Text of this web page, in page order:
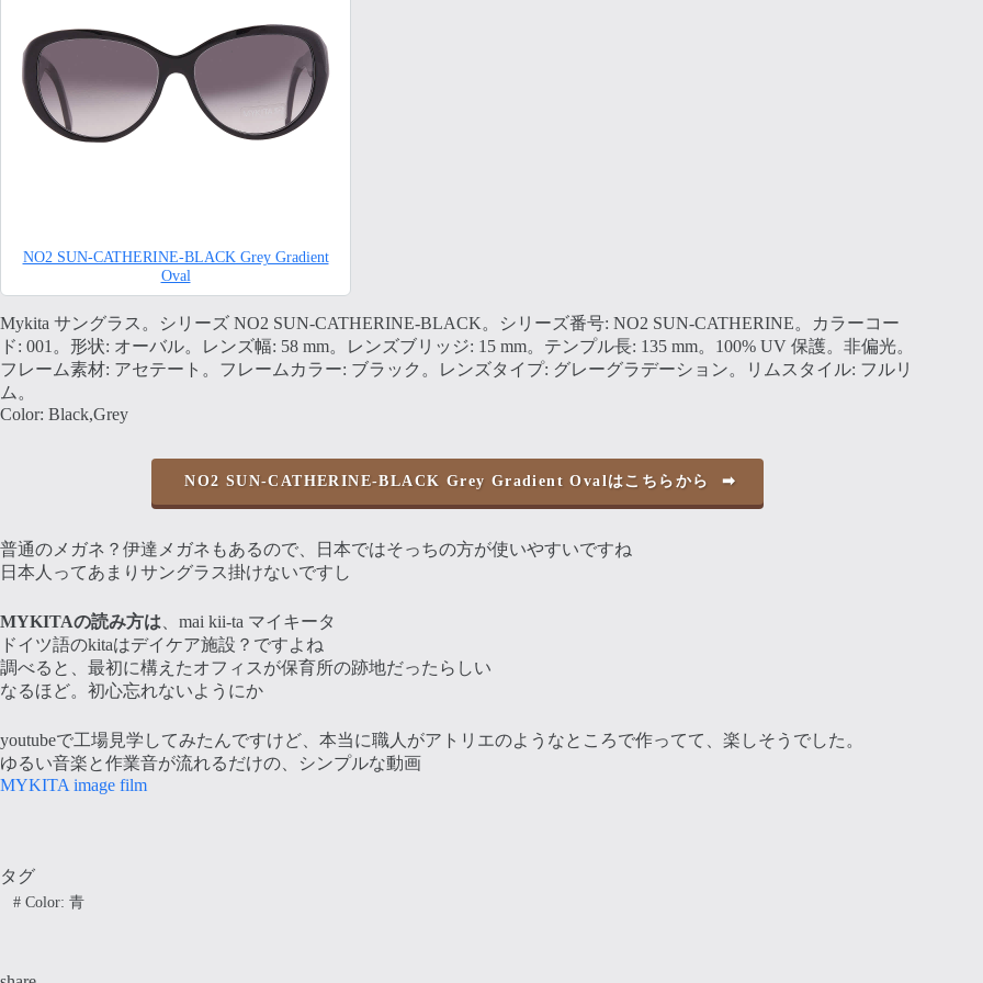
NO2 SUN-CATHERINE-BLACK Grey Gradient
Oval
Mykita サングラス。シリーズ NO2 SUN-CATHERINE-BLACK。シリーズ番号: NO2 SUN-CATHERINE。カラーコー
ド: 001。形状: オーバル。レンズ幅: 58 mm。レンズブリッジ: 15 mm。テンプル長: 135 mm。100% UV 保護。非偏光。
フレーム素材: アセテート。フレームカラー: ブラック。レンズタイプ: グレーグラデーション。リムスタイル: フルリ
ム。
Color: Black,Grey
NO2 SUN-CATHERINE-BLACK Grey Gradient Ovalはこちらから
普通のメガネ？伊達メガネもあるので、日本ではそっちの方が使いやすいですね
日本人ってあまりサングラス掛けないですし
MYKITAの読み方は 、mai kii-ta マイキータ
ドイツ語のkitaはデイケア施設？ですよね
調べると、最初に構えたオフィスが保育所の跡地だったらしい
なるほど。初心忘れないようにか
youtubeで工場見学してみたんですけど、本当に職人がアトリエのようなところで作ってて、楽しそうでした。
ゆるい音楽と作業音が流れるだけの、シンプルな動画
MYKITA image film
タグ
#Color: 青